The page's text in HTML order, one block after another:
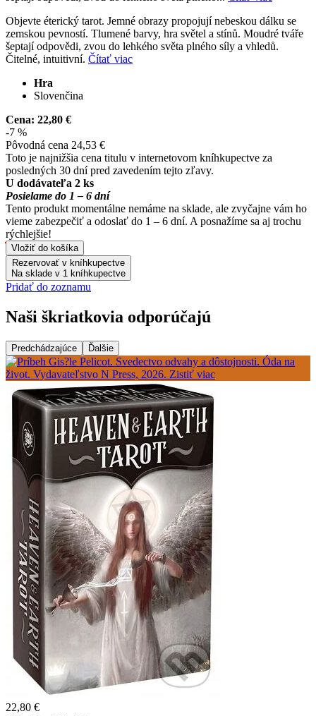
Objevte éterický tarot. Jemné obrazy propojují nebeskou dálku se
zemskou pevností. Tlumené barvy, hra světel a stínů. Moudré tváře
šeptají odpovědi, zvou do lehkého světa plného síly a vhledů.
Čitelné, intuitivní. Čítať viac
Hra
Slovenčina
Cena: 22,80 €
-7 %
Pôvodná cena 24,53 €
Toto je najnižšia cena titulu v internetovom kníhkupectve za
posledných 30 dní pred zavedením tejto zľavy.
U dodávateľa 2 ks
Posielame do 1 – 6 dní
Tento produkt momentálne nemáme na sklade, ale zvyčajne vám ho
vieme zabezpečiť a odoslať do 1 – 6 dní. A posnažíme sa aj trochu
rýchlejšie!
Vložiť do košíka
Rezervovať v kníhkupectve
Na sklade v 1 kníhkupectve
Pridať do zoznamu
Naši škriatkovia odporúčajú
Predchádzajúce Ďalšie
22,80 €